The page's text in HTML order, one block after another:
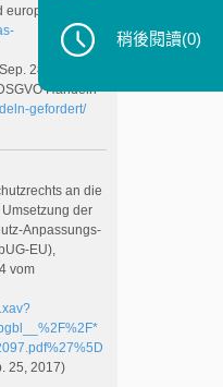
28, 2017)
Handeln
gefordert/
an die
der
Anpassungs-
EU),
vom
25, 2017)
稍後閱讀(0)